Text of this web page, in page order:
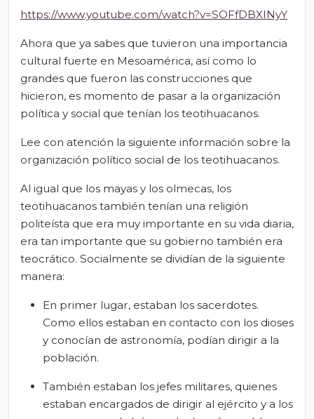
https://www.youtube.com/watch?v=SOFfDBXINyY
Ahora que ya sabes que tuvieron una importancia
cultural fuerte en Mesoamérica, así como lo
grandes que fueron las construcciones que
hicieron, es momento de pasar a la organización
política y social que tenían los teotihuacanos.
Lee con atención la siguiente información sobre la
organización político social de los teotihuacanos.
Al igual que los mayas y los olmecas, los
teotihuacanos también tenían una religión
politeísta que era muy importante en su vida diaria,
era tan importante que su gobierno también era
teocrático. Socialmente se dividían de la siguiente
manera:
En primer lugar, estaban los sacerdotes.
Como ellos estaban en contacto con los dioses
y conocían de astronomía, podían dirigir a la
población.
También estaban los jefes militares, quienes
estaban encargados de dirigir al ejército y a los